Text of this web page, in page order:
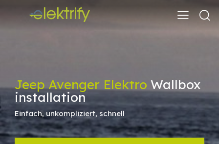
Jeep Avenger Elektro Wallbox
installation
Einfach, unkompliziert, schnell